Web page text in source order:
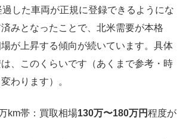
過した車両が正規に登録できるようにな
みとなったことで、北米需要が本格
が上昇する傾向が続いています。具体
、このくらいです（あくまで参考・時
わります）。
km帯：買取相場130万〜180万円程度が